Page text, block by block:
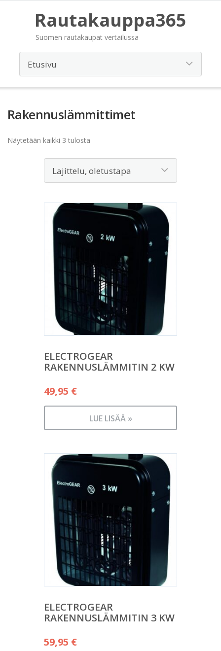
Rautakauppa365
Suomen rautakaupat vertailussa
Rakennuslämmittimet
Näytetään kaikki 3 tulosta
ELECTROGEAR
RAKENNUSLÄMMITIN 2 KW
49,95 €
LUE LISÄÄ »
ELECTROGEAR
RAKENNUSLÄMMITIN 3 KW
59,95 €